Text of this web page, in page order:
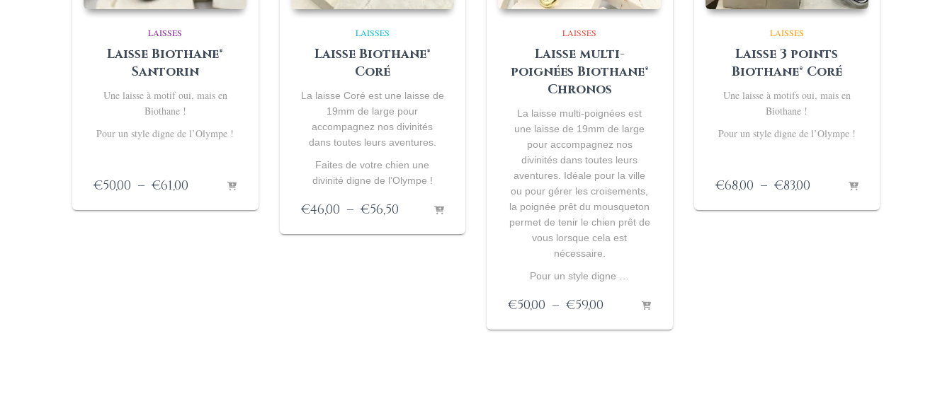
LAISSES
Laisse Biothane®
Santorin
Une laisse à motif oui, mais en
Biothane !
Pour un style digne de l’Olympe !
€50,00 – €61,00
prix :
LAISSES
Laisse Biothane®
Coré
La laisse Coré est une laisse de
19mm de large pour
accompagnez nos divinités
dans toutes leurs aventures.
Faites de votre chien une
divinité digne de l’Olympe !
€46,00 – €56,50Plage
prix :
LAISSES
Laisse multi-
poignées Biothane®
Chronos
La laisse multi-poignées est
une laisse de 19mm de large
pour accompagnez nos
divinités dans toutes leurs
aventures. Idéale pour la ville
ou pour gérer les croisements,
la poignée prêt du mousqueton
permet de tenir le chien prêt de
vous lorsque cela est
nécessaire.
Pour un style digne …
€50,00 – €59,00 Plage
prix :
LAISSES
Laisse 3 points
Biothane® Coré
Une laisse à motifs oui, mais en
Biothane !
Pour un style digne de l’Olympe !
€68,00 – €83,00Plage
prix :